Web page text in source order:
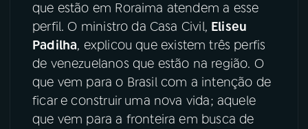
que estão em Roraima atendem a esse
perfil. O ministro da Casa Civil, Eliseu
Padilha, explicou que existem três perfis
de venezuelanos que estão na região. O
que vem para o Brasil com a intenção de
ficar e construir uma nova vida; aquele
que vem para a fronteira em busca de